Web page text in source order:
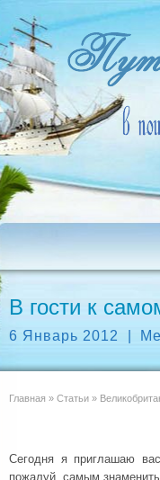
В гости к
6 Январь 2012
Главная » Статьи »
Сегодня я приглашаю
пожалуй, самым